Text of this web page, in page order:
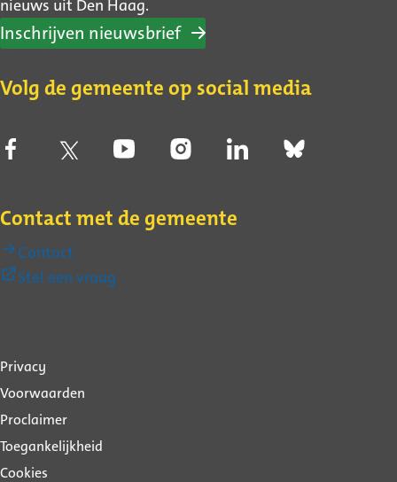
nieuws uit Den Haag.
Inschrijven nieuwsbrief
Volg de gemeente op social media
Contact met de gemeente
Contact
Stel een vraag
Over
deze
website
Privacy
Voorwaarden
Proclaimer
Toegankelijkheid
Cookies